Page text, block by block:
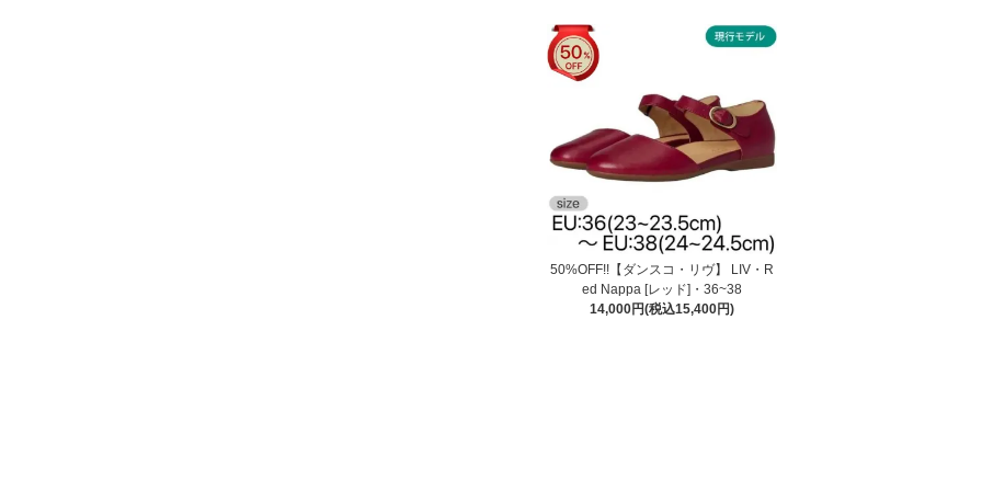
50%OFF!!【ダンスコ・リヴ】 LIV・R
ed Nappa [レッド]・36~38
14,000円(税込15,400円)